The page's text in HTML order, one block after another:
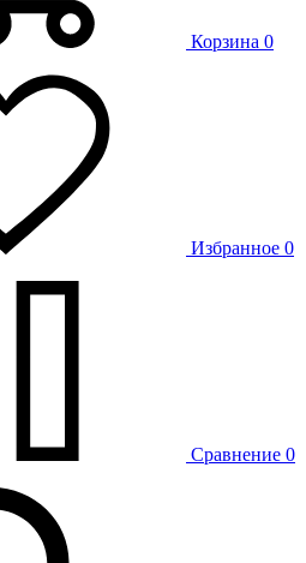
Корзина 0
Избранное 0
Сравнение 0